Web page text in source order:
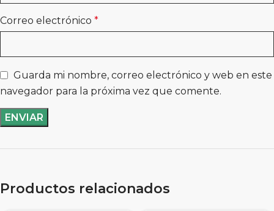
Correo electrónico *
Guarda mi nombre, correo electrónico y web en este
navegador para la próxima vez que comente.
Productos relacionados